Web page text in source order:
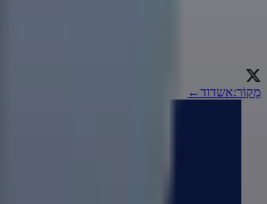
מָקוֹר:אשדוד←